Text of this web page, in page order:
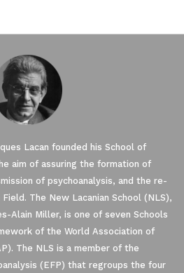
Lacan founded his School of
aim of assuring the formation of
of psychoanalysis, and the re-
The New Lacanian School (NLS),
Alain Miller, is one of seven Schools
of the World Association of
The NLS is a member of the
(EFP) that regroups the four
Cookies.